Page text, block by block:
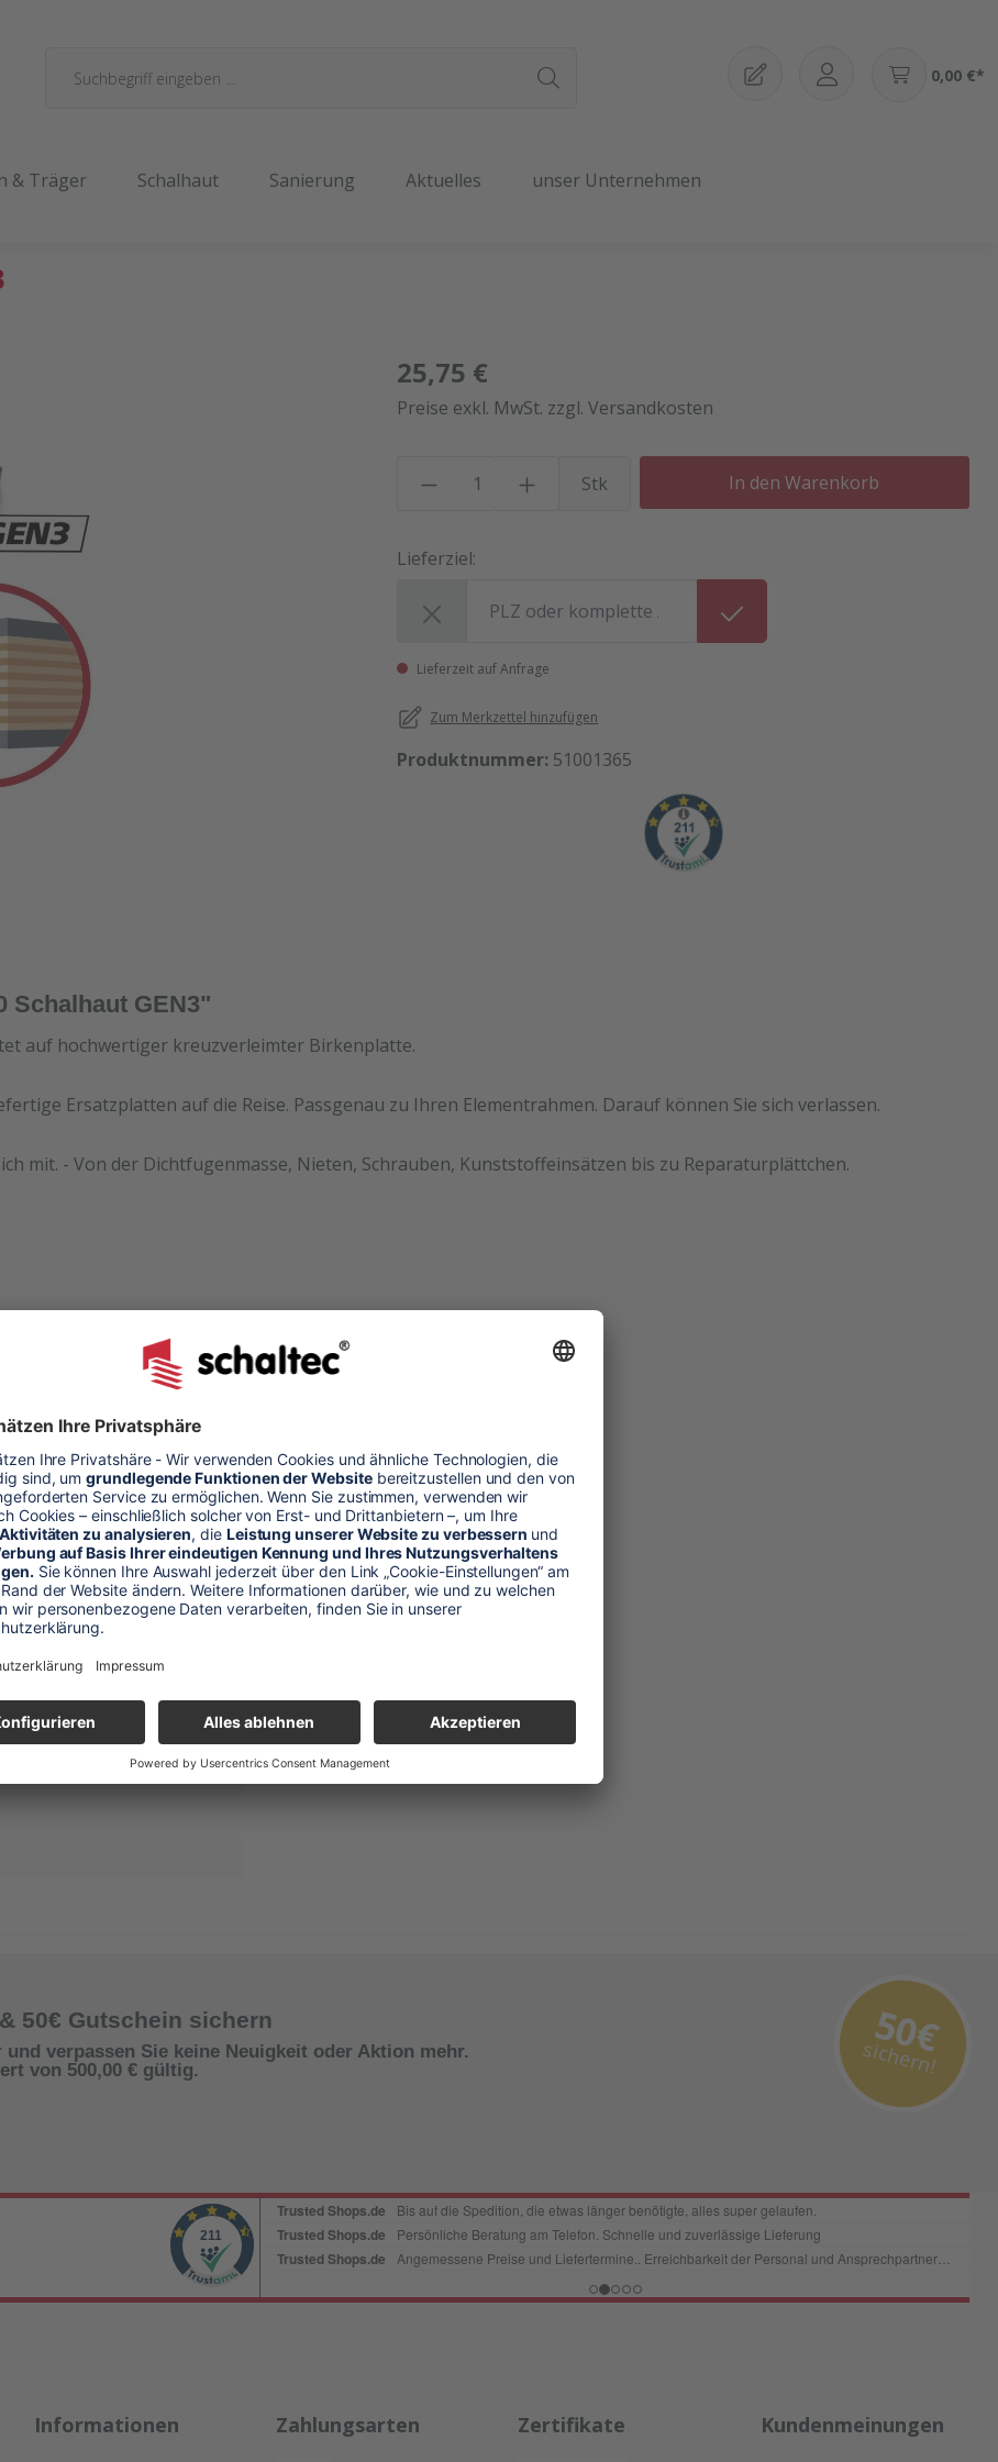
0,00 €*
& Träger Schalhaut Sanierung Aktuelles unser Unternehmen
25,75 €
Preise exkl. MwSt. zzgl. Versandkosten
Produkt Anzahl: Gib den
Stk In den Warenkorb
Lieferziel:
Lieferzeit auf Anfrage
Zum Merkzettel hinzufügen
Produktnummer: 51001365
Schalhaut GEN3"
auf hochwertiger kreuzverleimter Birkenplatte.
Ersatzplatten auf die Reise. Passgenau zu Ihren Elementrahmen. Darauf können Sie sich verlassen.
mit. - Von der Dichtfugenmasse, Nieten, Schrauben, Kunststoffeinsätzen bis zu Reparaturplättchen.
50€ Gutschein sichern
verpassen Sie keine Neuigkeit oder Aktion mehr.
von 500,00 € gültig.
50€
sichern!
Informationen Zahlungsarten Zertifikate Kundenmeinungen